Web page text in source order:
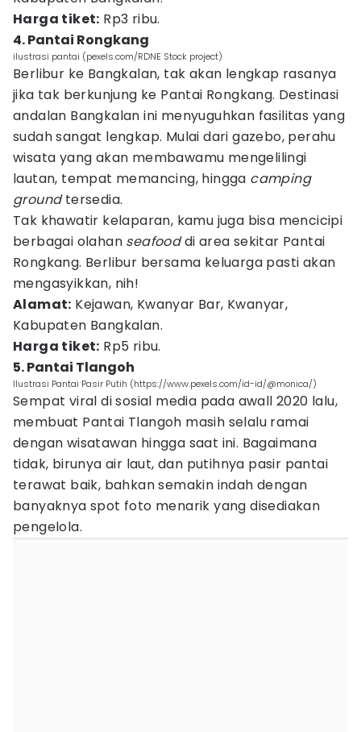
Harga tiket: Rp3 ribu.
4. Pantai Rongkang
ilustrasi pantai (pexels.com/RDNE Stock project)
Berlibur ke Bangkalan, tak akan lengkap rasanya
jika tak berkunjung ke Pantai Rongkang. Destinasi
andalan Bangkalan ini menyuguhkan fasilitas yang
sudah sangat lengkap. Mulai dari gazebo, perahu
wisata yang akan membawamu mengelilingi
lautan, tempat memancing, hingga camping
groundtersedia.
Tak khawatir kelaparan, kamu juga bisa mencicipi
berbagai olahan seafooddi area sekitar Pantai
Rongkang. Berlibur bersama keluarga pasti akan
mengasyikkan, nih!
Alamat: Kejawan, Kwanyar Bar, Kwanyar,
Kabupaten Bangkalan.
Harga tiket: Rp5 ribu.
5. Pantai Tlangoh
Ilustrasi Pantai Pasir Putih (https://www.pexels.com/id-id/@monica/)
Sempat viral di sosial media pada awall 2020 lalu,
membuat Pantai Tlangoh masih selalu ramai
dengan wisatawan hingga saat ini. Bagaimana
tidak, birunya air laut, dan putihnya pasir pantai
terawat baik, bahkan semakin indah dengan
banyaknya spot foto menarik yang disediakan
pengelola.